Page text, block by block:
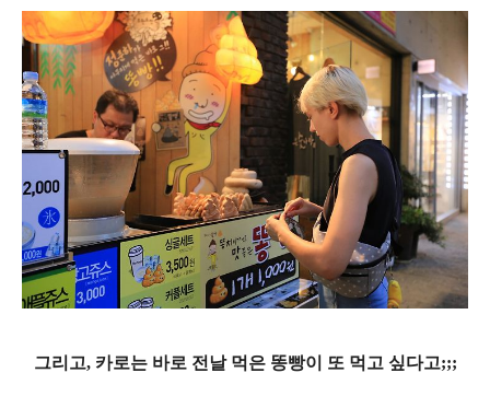
그리고, 카로는 바로 전날 먹은 똥빵이 또 먹고 싶다고;;;